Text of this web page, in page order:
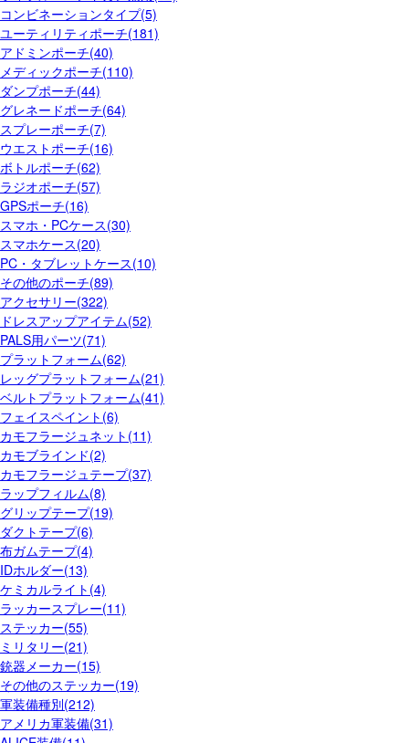
コンビネーションタイプ(5)
ユーティリティポーチ(181)
アドミンポーチ(40)
メディックポーチ(110)
ダンプポーチ(44)
グレネードポーチ(64)
スプレーポーチ(7)
ウエストポーチ(16)
ボトルポーチ(62)
ラジオポーチ(57)
GPSポーチ(16)
スマホ・PCケース(30)
スマホケース(20)
PC・タブレットケース(10)
その他のポーチ(89)
アクセサリー(322)
ドレスアップアイテム(52)
PALS用パーツ(71)
プラットフォーム(62)
レッグプラットフォーム(21)
ベルトプラットフォーム(41)
フェイスペイント(6)
カモフラージュネット(11)
カモブラインド(2)
カモフラージュテープ(37)
ラップフィルム(8)
グリップテープ(19)
ダクトテープ(6)
布ガムテープ(4)
IDホルダー(13)
ケミカルライト(4)
ラッカースプレー(11)
ステッカー(55)
ミリタリー(21)
銃器メーカー(15)
その他のステッカー(19)
軍装備種別(212)
アメリカ軍装備(31)